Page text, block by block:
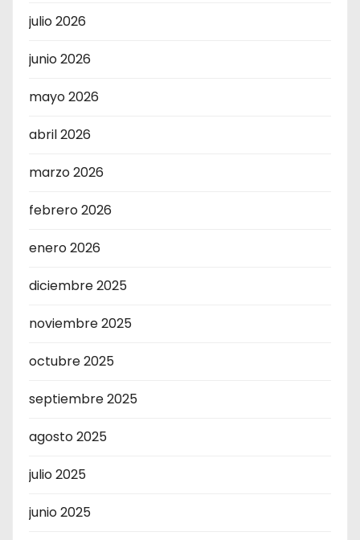
julio 2026
junio 2026
mayo 2026
abril 2026
marzo 2026
febrero 2026
enero 2026
diciembre 2025
noviembre 2025
octubre 2025
septiembre 2025
agosto 2025
julio 2025
junio 2025